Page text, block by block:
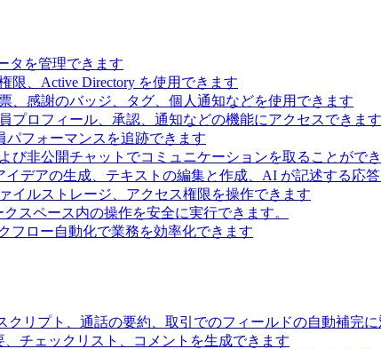
タを管理できます
限、Active Directory を使用できます
、感謝のバッジ、タグ、個人通知などを使用できます
プロフィール、承認、通知などの機能にアクセスできます
フォーマンスを追跡できます
び非公開チャットでコミュニケーションを取ることがで
デアの生成、テキストの編集と作成、AI が記述する応
イルストレージ、アクセス権限を操作できます
スペース内の操作を安全に実行できます。
フロー自動化で業務を効率化できます
クリプト、通話の要約、取引でのフィールドの自動補完
チェックリスト、コメントを生成できます